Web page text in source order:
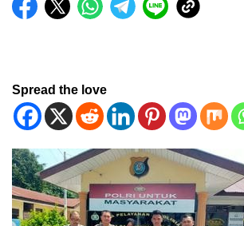
Spread the love